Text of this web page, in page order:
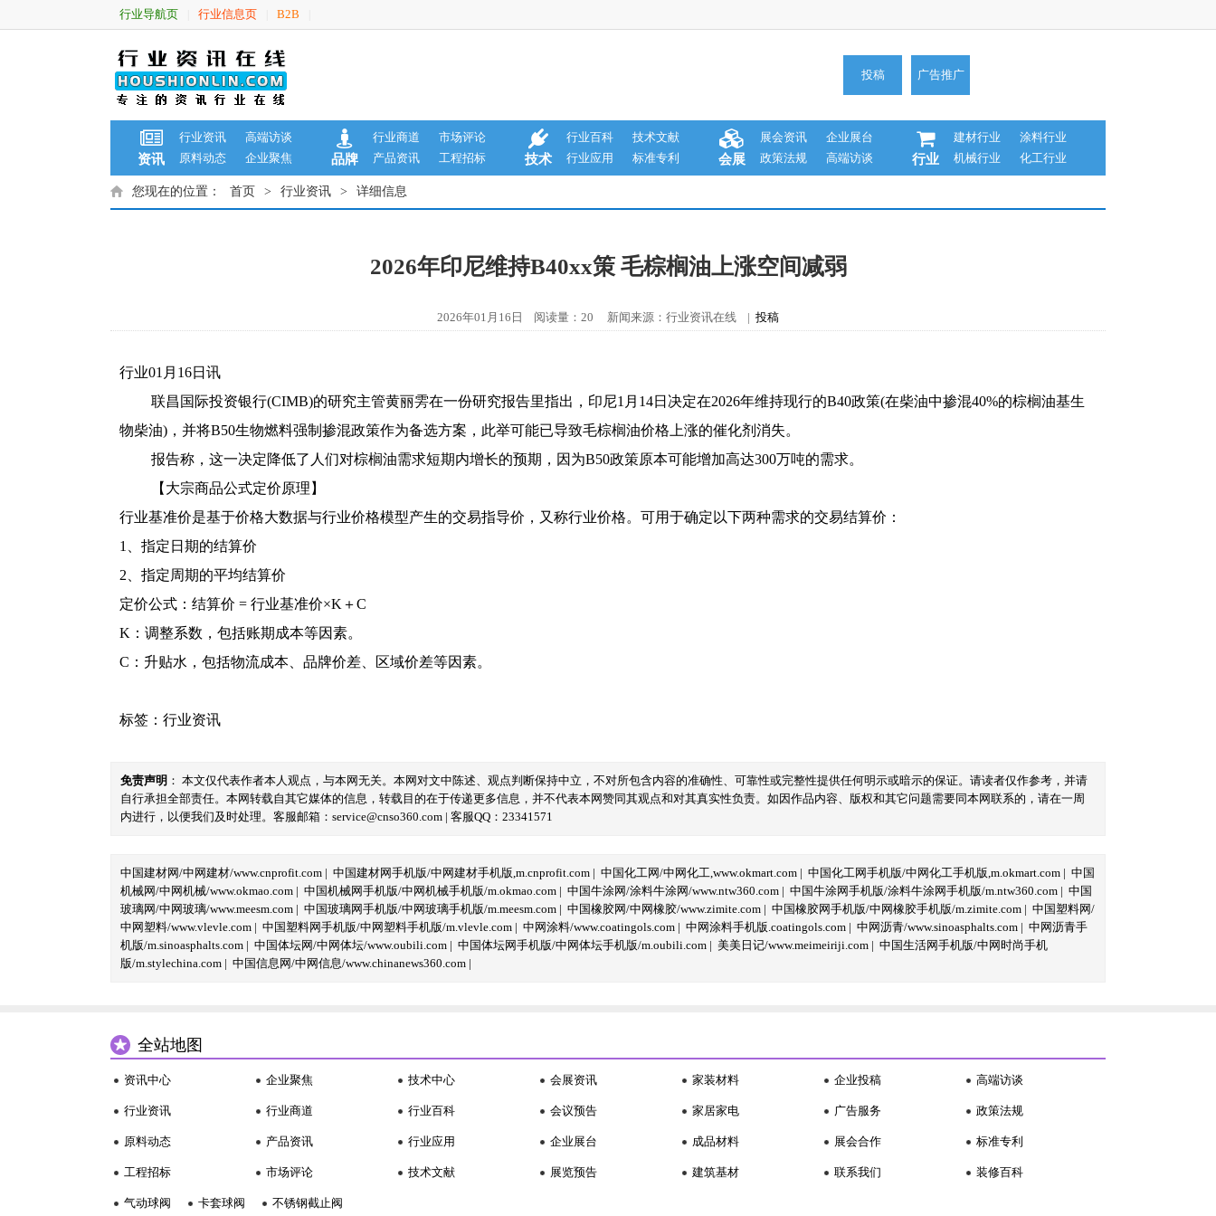
行业导航页 行业信息页 B2B
投稿 广告推广
资讯
行业资讯
高端访谈
原料动态
企业聚焦 品牌
行业商道
市场评论
产品资讯
工程招标 技术
行业百科
技术文献
行业应用
标准专利 会展
展会资讯
企业展台
政策法规
高端访谈 行业
建材行业
涂料行业
机械行业
化工行业
您现在的位置： 首页 > 行业资讯 > 详细信息
2026年印尼维持B40xx策 毛棕榈油上涨空间减弱
2026年01月16日 阅读量：20 新闻来源：行业资讯在线 | 投稿
行业01月16日讯
联昌国际投资银行(CIMB)的研究主管黄丽雱在一份研究报告里指出，印尼1月14日决定在2026年维持现行的B40政策(在柴油中掺混40%的棕榈油基生
物柴油)，并将B50生物燃料强制掺混政策作为备选方案，此举可能已导致毛棕榈油价格上涨的催化剂消失。
报告称，这一决定降低了人们对棕榈油需求短期内增长的预期，因为B50政策原本可能增加高达300万吨的需求。
【大宗商品公式定价原理】
行业基准价是基于价格大数据与行业价格模型产生的交易指导价，又称行业价格。可用于确定以下两种需求的交易结算价：
1、指定日期的结算价
2、指定周期的平均结算价
定价公式：结算价 = 行业基准价×K＋C
K：调整系数，包括账期成本等因素。
C：升贴水，包括物流成本、品牌价差、区域价差等因素。
标签： 行业资讯
免责声明 ： 本文仅代表作者本人观点，与本网无关。本网对文中陈述、观点判断保持中立，不对所包含内容的准确性、可靠性或完整性提供任何明示或暗示的保证。请读者仅作参考，并请
自行承担全部责任。本网转载自其它媒体的信息，转载目的在于传递更多信息，并不代表本网赞同其观点和对其真实性负责。如因作品内容、版权和其它问题需要同本网联系的，请在一周
内进行，以便我们及时处理。客服邮箱：service@cnso360.com | 客服QQ：23341571
中国建材网/中网建材/www.cnprofit.com | 中国建材网手机版/中网建材手机版,m.cnprofit.com | 中国化工网/中网化工,www.okmart.com | 中国化工网手机版/中网化工手机版,m.okmart.com | 中国
机械网/中网机械/www.okmao.com | 中国机械网手机版/中网机械手机版/m.okmao.com | 中国牛涂网/涂料牛涂网/www.ntw360.com | 中国牛涂网手机版/涂料牛涂网手机版/m.ntw360.com | 中国
玻璃网/中网玻璃/www.meesm.com | 中国玻璃网手机版/中网玻璃手机版/m.meesm.com | 中国橡胶网/中网橡胶/www.zimite.com | 中国橡胶网手机版/中网橡胶手机版/m.zimite.com | 中国塑料网/
中网塑料/www.vlevle.com | 中国塑料网手机版/中网塑料手机版/m.vlevle.com | 中网涂料/www.coatingols.com | 中网涂料手机版.coatingols.com | 中网沥青/www.sinoasphalts.com | 中网沥青手
机版/m.sinoasphalts.com | 中国体坛网/中网体坛/www.oubili.com | 中国体坛网手机版/中网体坛手机版/m.oubili.com | 美美日记/www.meimeiriji.com | 中国生活网手机版/中网时尚手机
版/m.stylechina.com | 中国信息网/中网信息/www.chinanews360.com |
全站地图
资讯中心
行业资讯
原料动态
工程招标
企业聚焦
行业商道
产品资讯
市场评论
技术中心
行业百科
行业应用
技术文献
会展资讯
会议预告
企业展台
展览预告
家装材料
家居家电
成品材料
建筑基材
企业投稿
广告服务
展会合作
联系我们
高端访谈
政策法规
标准专利
装修百科
气动球阀 卡套球阀 不锈钢截止阀